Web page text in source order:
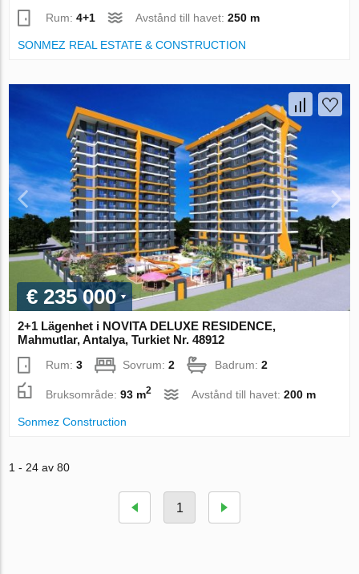
Rum:4+1 Avstånd till havet:250 m
SONMEZ REAL ESTATE & CONSTRUCTION
€ 235 000
2+1 Lägenhet i NOVITA DELUXE RESIDENCE,
Mahmutlar, Antalya, Turkiet Nr. 48912
Rum:3 Sovrum:2 Badrum:2
Bruksområde:93 m2 Avstånd till havet:200 m
Sonmez Construction
1 - 24 av 80
1